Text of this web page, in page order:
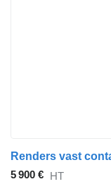
Renders vast
5 900 € HT